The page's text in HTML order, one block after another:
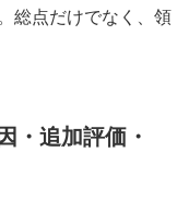
総点だけでなく、領
・追加評価・